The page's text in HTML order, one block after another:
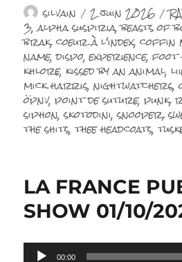
Auteur
silvain Publié
le
2 juin 2026
3,alpha suspiria,beasts of
brak,coeur à l'index,coffin
name,dispo,experience,foot
khlore, kissed by an animal,
mick harris,nightwatchers,
öpnv,point de suture,punk,
siphon,skotodini,snooper,
the shits,thee headcoats,
LA FRANCE
SHOW 01/10/
Lecteur00:00